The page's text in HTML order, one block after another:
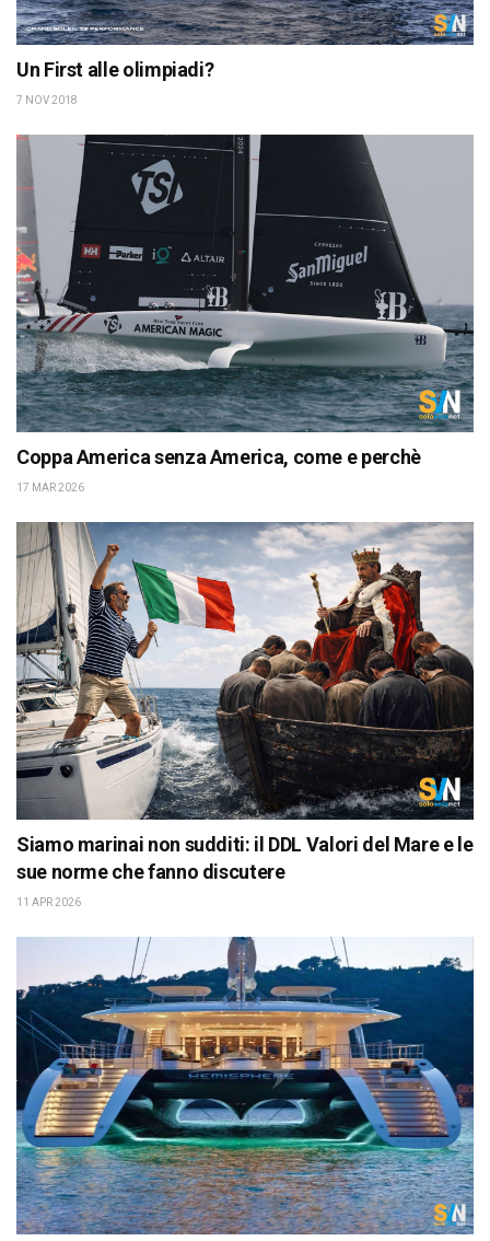
Un First alle olimpiadi?
7 NOV 2018
Coppa America senza America, come e perchè
17 MAR 2026
Siamo marinai non sudditi: il DDL Valori del Mare e le
sue norme che fanno discutere
11 APR 2026